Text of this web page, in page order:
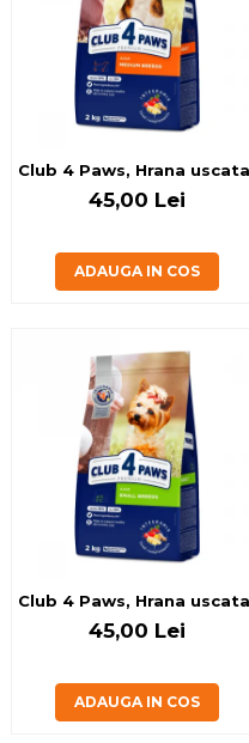
Club 4 Paws, Hrana
45,00 Lei
ADAUGA IN COS
Club 4 Paws, Hrana
45,00 Lei
ADAUGA IN COS